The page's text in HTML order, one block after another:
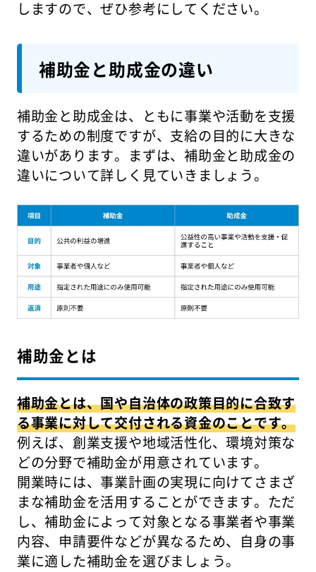
しますので、ぜひ参考にしてください。
補助金と助成金の違い
補助金と助成金は、ともに事業や活動を支援
するための制度ですが、支給の目的に大きな
違いがあります。まずは、補助金と助成金の
違いについて詳しく見ていきましょう。
補助金とは
補助金とは、国や自治体の政策目的に合致す
る事業に対して交付される資金のことです。
例えば、創業支援や地域活性化、環境対策な
どの分野で補助金が用意されています。
開業時には、事業計画の実現に向けてさまざ
まな補助金を活用することができます。ただ
し、補助金によって対象となる事業者や事業
内容、申請要件などが異なるため、自身の事
業に適した補助金を選びましょう。